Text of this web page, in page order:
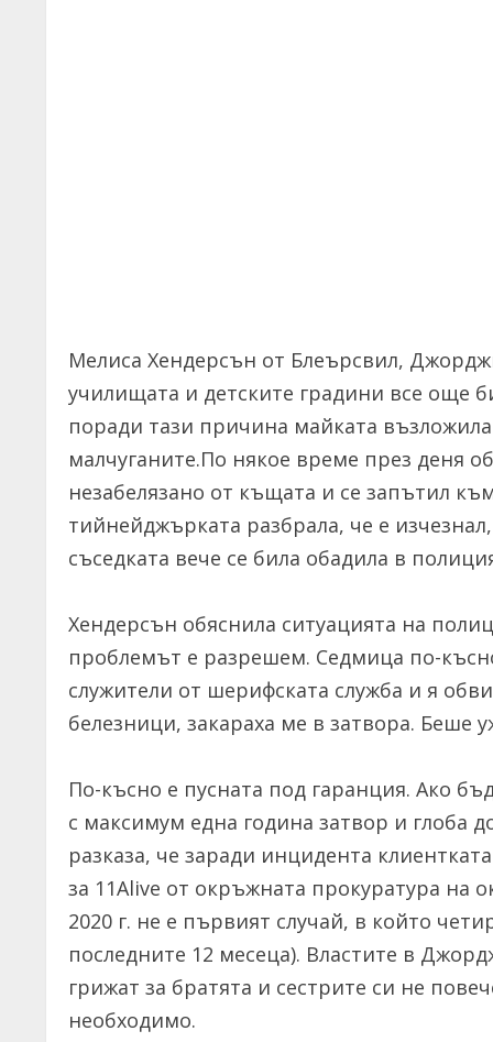
Мелиса Хендерсън от Блеърсвил,
училищата и детските градини все още
поради тази причина майката
малчуганите.По някое време през деня
незабелязано от къщата и се запътил
тийнейджърката разбрала, че е
съседката вече се била обадила в
Хендерсън обяснила ситуацията на
проблемът е разрешем. Седмица по-
служители от шерифската служба и я
белезници, закараха ме в затвора. Беше
По-късно е пусната под гаранция. Ако
с максимум една година затвор и глоба
разказа, че заради инцидента
за 11Alive от окръжната прокуратура
2020 г. не е първият случай, в който
последните 12 месеца). Властите в
грижат за братята и сестрите си не
необходимо.